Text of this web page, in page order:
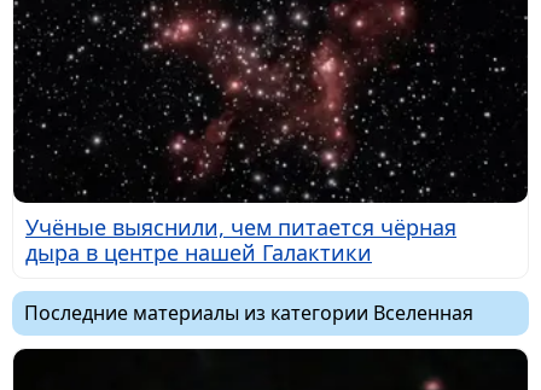
Учёные выяснили, чем питается чёрная
дыра в центре нашей Галактики
Последние материалы из категории Вселенная